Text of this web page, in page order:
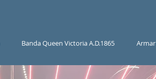
Banda Queen Victoria A.D.1865 Armar